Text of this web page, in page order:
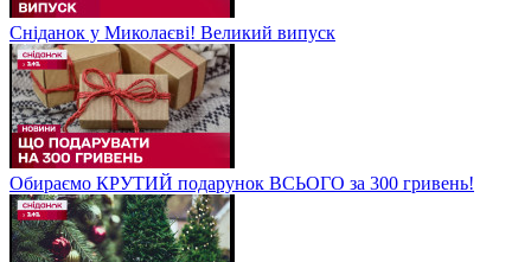
Сніданок у Миколаєві! Великий випуск
Обираємо КРУТИЙ подарунок ВСЬОГО за 300 гривень!